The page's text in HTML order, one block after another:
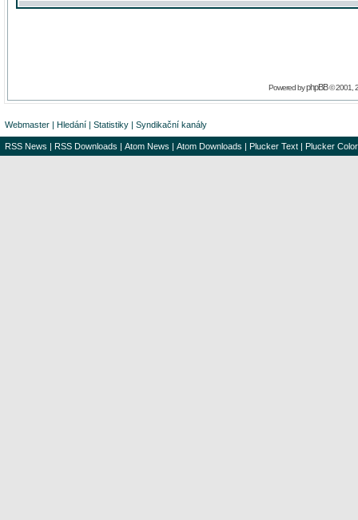
Powered byphpBB© 2001,
Webmaster | Hledání | Statistiky | Syndikační kanály
RSS News | RSS Downloads | Atom News | Atom Downloads | Plucker Text | Plucker Color